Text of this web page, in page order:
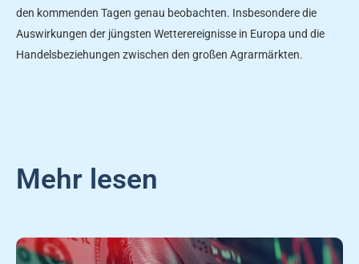
den kommenden Tagen genau beobachten. Insbesondere die
Auswirkungen der jüngsten Wetterereignisse in Europa und die
Handelsbeziehungen zwischen den großen Agrarmärkten.
Mehr lesen